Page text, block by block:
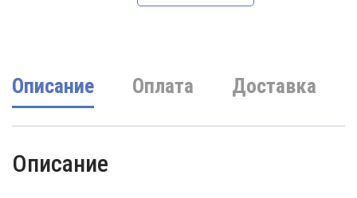
Описание Оплата Доставка
Описание